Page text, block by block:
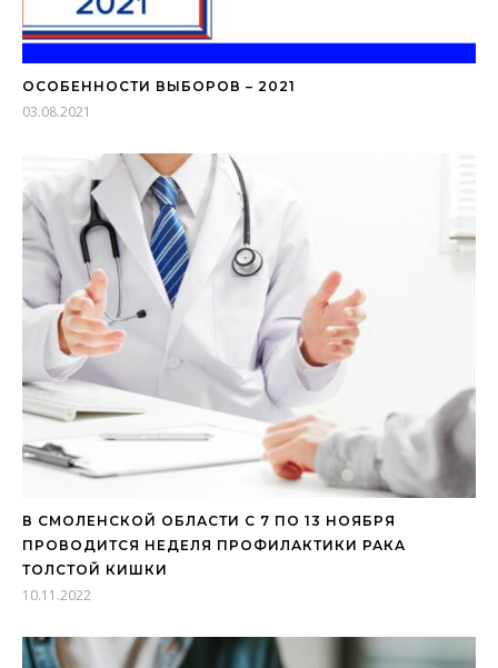
ОСОБЕННОСТИ ВЫБОРОВ – 2021
03.08.2021
В СМОЛЕНСКОЙ ОБЛАСТИ С 7 ПО 13 НОЯБРЯ
ПРОВОДИТСЯ НЕДЕЛЯ ПРОФИЛАКТИКИ РАКА
ТОЛСТОЙ КИШКИ
10.11.2022